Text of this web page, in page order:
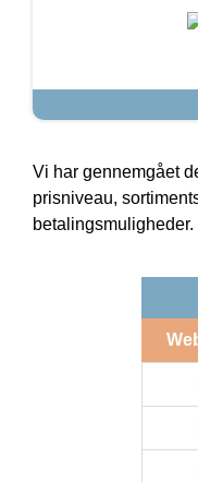
Vi har gennemgået
prisniveau,
betalingsmuligheder.